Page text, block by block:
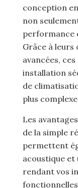
conception
non
performance
Grâce à
avancées,
installation
de
plus
Les
de la simple
permettent
acoustique
rendant vos